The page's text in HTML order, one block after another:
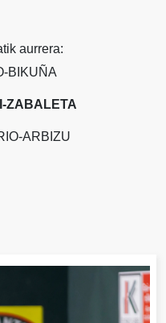
aurrera:
BIKUÑA
ZABALETA
ARBIZU